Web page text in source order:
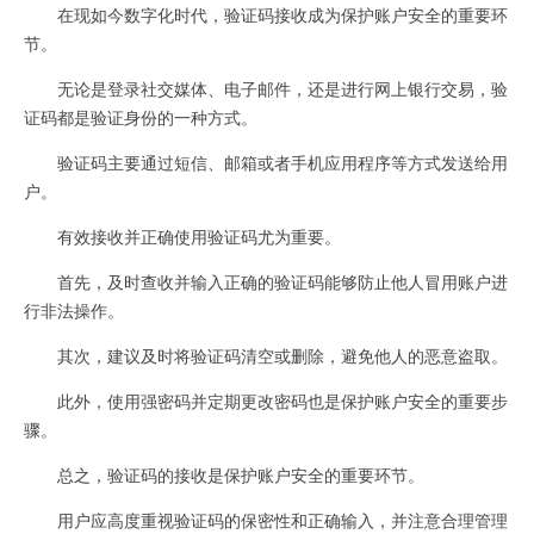
在现如今数字化时代，验证码接收成为保护账户安全的重要环
节。
无论是登录社交媒体、电子邮件，还是进行网上银行交易，验
证码都是验证身份的一种方式。
验证码主要通过短信、邮箱或者手机应用程序等方式发送给用
户。
有效接收并正确使用验证码尤为重要。
首先，及时查收并输入正确的验证码能够防止他人冒用账户进
行非法操作。
其次，建议及时将验证码清空或删除，避免他人的恶意盗取。
此外，使用强密码并定期更改密码也是保护账户安全的重要步
骤。
总之，验证码的接收是保护账户安全的重要环节。
用户应高度重视验证码的保密性和正确输入，并注意合理管理